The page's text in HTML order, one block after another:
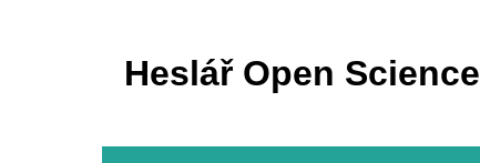
Heslář Open Science